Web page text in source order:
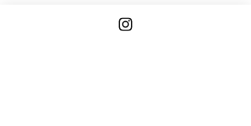
gagueja na travessia de um perigo”. Daí